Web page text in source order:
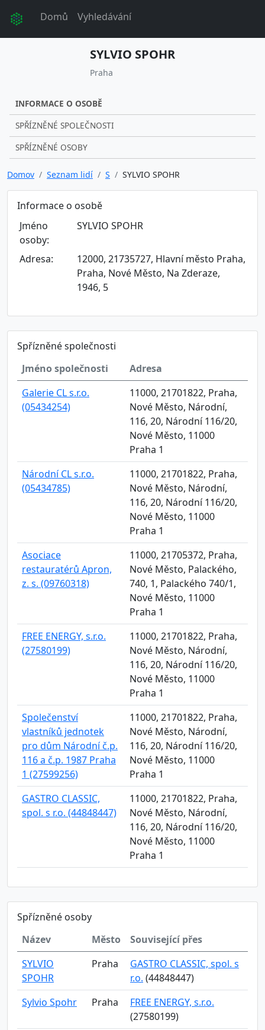
Domů Vyhledávání
SYLVIO SPOHR
Praha
INFORMACE O OSOBĚ
SPŘÍZNĚNÉ SPOLEČNOSTI
SPŘÍZNĚNÉ OSOBY
Domov Seznam lidí S SYLVIO SPOHR
Informace o osobě
Jméno
osoby:
SYLVIO SPOHR
Adresa:
12000, 21735727, Hlavní město Praha,
Praha, Nové Město, Na Zderaze,
1946, 5
Spřízněné společnosti
Jméno společnosti
Adresa
Galerie CL s.r.o.
(05434254)
11000, 21701822, Praha,
Nové Město, Národní,
116, 20, Národní 116/20,
Nové Město, 11000
Praha 1
Národní CL s.r.o.
(05434785)
11000, 21701822, Praha,
Nové Město, Národní,
116, 20, Národní 116/20,
Nové Město, 11000
Praha 1
Asociace
restauratérů Apron,
z. s. (09760318)
11000, 21705372, Praha,
Nové Město, Palackého,
740, 1, Palackého 740/1,
Nové Město, 11000
Praha 1
FREE ENERGY, s.r.o.
(27580199)
11000, 21701822, Praha,
Nové Město, Národní,
116, 20, Národní 116/20,
Nové Město, 11000
Praha 1
Společenství
vlastníků jednotek
pro dům Národní č.p.
116 a č.p. 1987 Praha
1 (27599256)
11000, 21701822, Praha,
Nové Město, Národní,
116, 20, Národní 116/20,
Nové Město, 11000
Praha 1
GASTRO CLASSIC,
spol. s r.o. (44848447)
11000, 21701822, Praha,
Nové Město, Národní,
116, 20, Národní 116/20,
Nové Město, 11000
Praha 1
Spřízněné osoby
Název
Město
Související přes
SYLVIO
SPOHR
Praha
GASTRO CLASSIC, spol. s
r.o. (44848447)
Sylvio Spohr
Praha
FREE ENERGY, s.r.o.
(27580199)